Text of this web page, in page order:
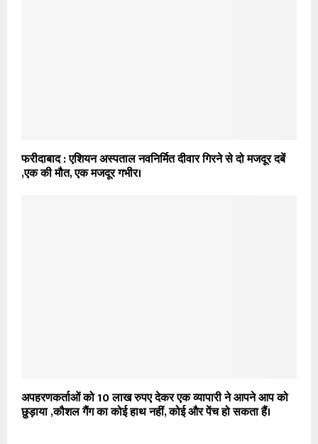
फरीदाबाद : एशियन अस्पताल नवनिर्मित दीवार गिरने से दो मजदूर दबें
,एक की मौत, एक मजदूर गभीर।
अपहरणकर्ताओं को 10 लाख रुपए देकर एक व्यापारी ने आपने आप को
छुड़ाया ,कौशल गैंग का कोई हाथ नहीं, कोई और पेंच हो सकता हैं।